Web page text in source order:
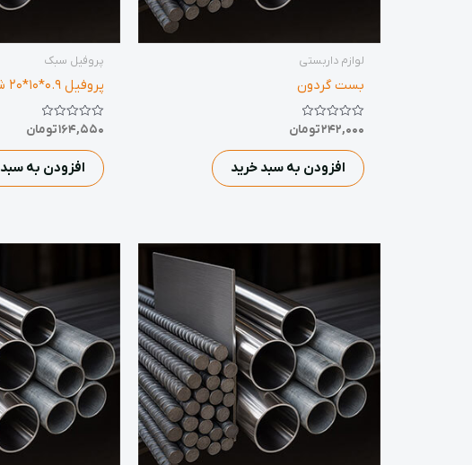
لوازم داربستی
بست گردون
نمره
5
242,000تومان
افزودن به سبد خرید
پروفیل سبک
پروفیل 0.9*10*20 شاخه 6 متری
نمره
5
164,550تومان
افزودن به